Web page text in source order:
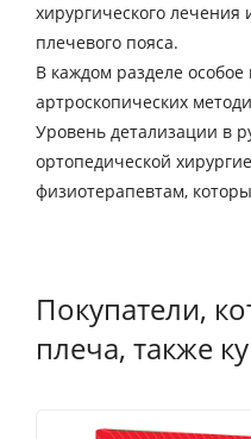
хирургического
плечевого пояса.
В каждом разделе
артроскопических
Уровень детализации в
ортопедической
физиотерапевтам,
Покупатели,
плеча, также